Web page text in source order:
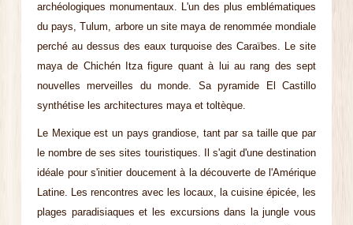
archéologiques monumentaux. L'un des plus emblématiques
du pays, Tulum, arbore un site maya de renommée mondiale
perché au dessus des eaux turquoise des Caraïbes. Le site
maya de Chichén Itza figure quant à lui au rang des sept
nouvelles merveilles du monde. Sa pyramide El Castillo
synthétise les architectures maya et toltèque.
Le Mexique est un pays grandiose, tant par sa taille que par
le nombre de ses sites touristiques. Il s'agit d'une destination
idéale pour s'initier doucement à la découverte de l'Amérique
Latine. Les rencontres avec les locaux, la cuisine épicée, les
plages paradisiaques et les excursions dans la jungle vous